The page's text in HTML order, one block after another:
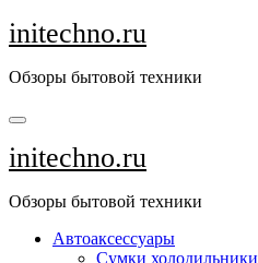
Перейти
к
initechno.ru
Обзоры бытовой техники
initechno.ru
Обзоры бытовой техники
Автоаксессуары
Сумки холодильники